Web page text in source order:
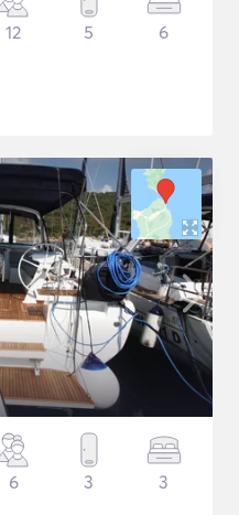
12 5 6
6 3 3